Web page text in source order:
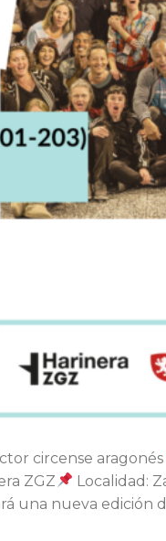
circense aragonés
ZGZ
Localidad:
una nueva edición